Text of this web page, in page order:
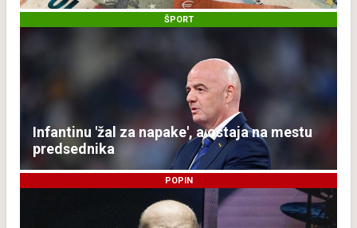
ŠPORT
Infantinu 'žal za napake', a ostaja na mestu
predsednika
POPIN